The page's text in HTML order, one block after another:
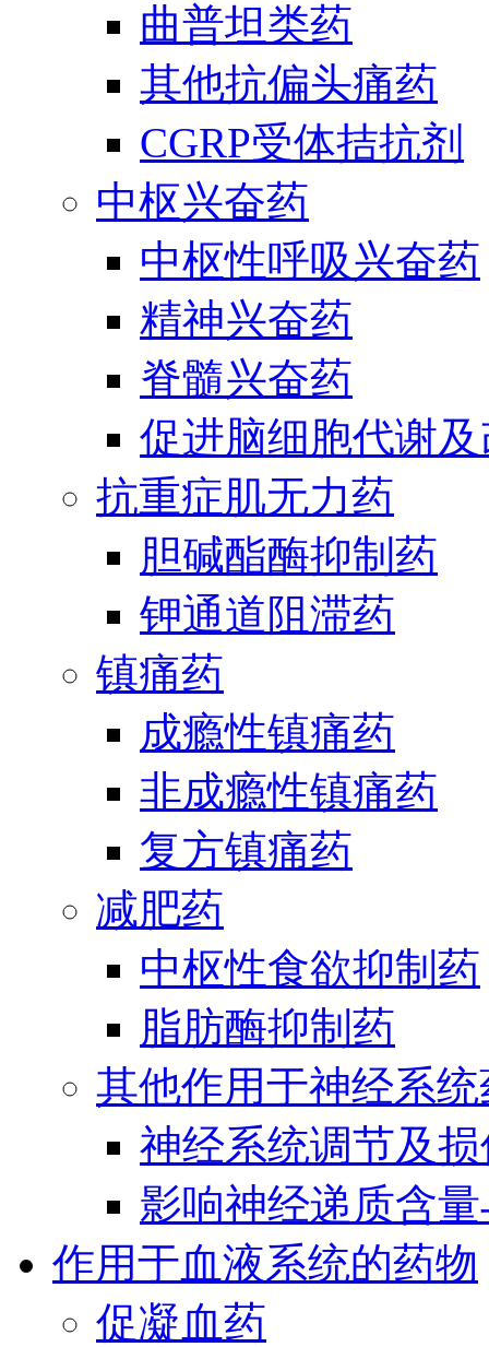
曲普坦类药
其他抗偏头痛药
CGRP受体拮抗剂
中枢兴奋药
中枢性呼吸兴奋药
精神兴奋药
脊髓兴奋药
促进脑细胞代谢
抗重症肌无力药
胆碱酯酶抑制药
钾通道阻滞药
镇痛药
成瘾性镇痛药
非成瘾性镇痛药
复方镇痛药
减肥药
中枢性食欲抑制药
脂肪酶抑制药
其他作用于神经系统
神经系统调节及
影响神经递质含
作用于血液系统的药物
促凝血药